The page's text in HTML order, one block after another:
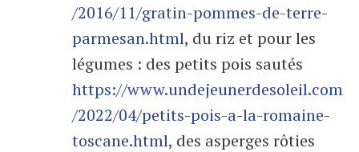
/2016/11/gratin-pommes-de-terre-
parmesan.html, du riz et pour les
légumes : des petits pois sautés
https://www.undejeunerdesoleil.com
/2022/04/petits-pois-a-la-romaine-
toscane.html, des asperges rôties